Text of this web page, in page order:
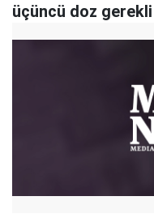
üçüncü doz gerekli